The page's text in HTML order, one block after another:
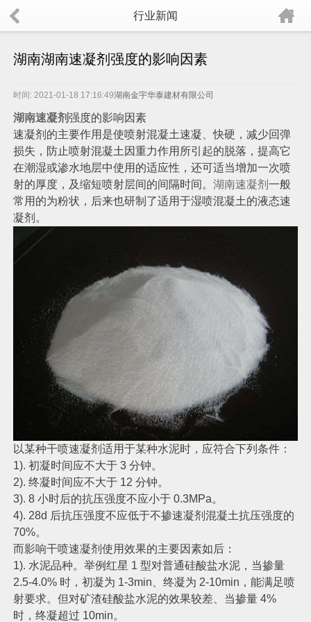
行业新闻
湖南湖南速凝剂强度的影响因素
时间: 2021-01-18 17:16:49湖南金宇华泰建材有限公司
湖南速凝剂强度的影响因素
速凝剂的主要作用是使喷射混凝土速凝、快硬，减少回弹
损失，防止喷射混凝土因重力作用所引起的脱落，提高它
在潮湿或渗水地层中使用的适应性，还可适当增加一次喷
射的厚度，及缩短喷射层间的间隔时间。 湖南速凝剂 一般
常用的为粉状，后来也研制了适用于湿喷混凝土的液态速
凝剂。
以某种干喷速凝剂适用于某种水泥时，应符合下列条件：
1). 初凝时间应不大于 3 分钟。
2). 终凝时间应不大于 12 分钟。
3). 8 小时后的抗压强度不应小于 0.3MPa。
4). 28d 后抗压强度不应低于不掺速凝剂混凝土抗压强度的
70%。
而影响干喷速凝剂使用效果的主要因素如后：
1). 水泥品种。举例红星 1 型对普通硅酸盐水泥，当掺量
2.5-4.0% 时，初凝为 1-3min、终凝为 2-10min，能满足喷
射要求。但对矿渣硅酸盐水泥的效果较差、当掺量 4%
时，终凝超过 10min。